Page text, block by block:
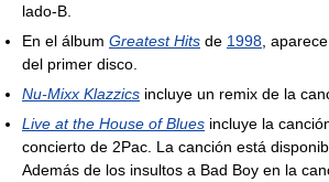
lado-B.
En el álbum Greatest Hits de 1998 ,
del primer disco.
Nu-Mixx Klazzics incluye un remix de la
Live at the House of Blues incluye la
concierto de 2Pac. La canción está
Además de los insultos a Bad Boy en la